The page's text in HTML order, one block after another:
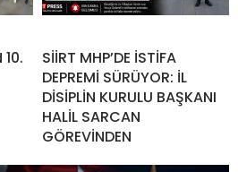
10.
SİİRT MHP’DE İSTİFA
DEPREMİ SÜRÜYOR: İL
DİSİPLİN KURULU BAŞKANI
HALİL SARCAN
GÖREVİNDEN